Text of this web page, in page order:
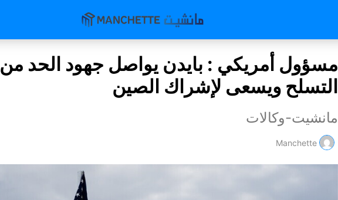
مسؤول أمريكي : بايدن يواصل جهود الحد من
التسلح ويسعى لإشراك الصين
مانشيت-وكالات
Manchette